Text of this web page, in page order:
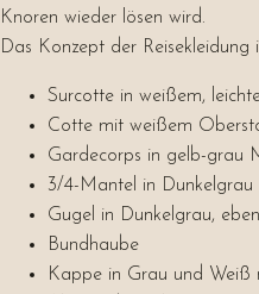
Knoren wieder lösen wird.
Das Konzept der
Surcotte in weißem,
Cotte mit weißem
Gardecorps in gelb-grau
3/4-Mantel in
Gugel in Dunkelgrau,
Bundhaube
Kappe in Grau und